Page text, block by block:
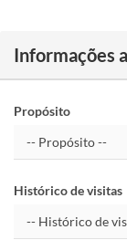
Informações
Propósito
Histórico de visitas